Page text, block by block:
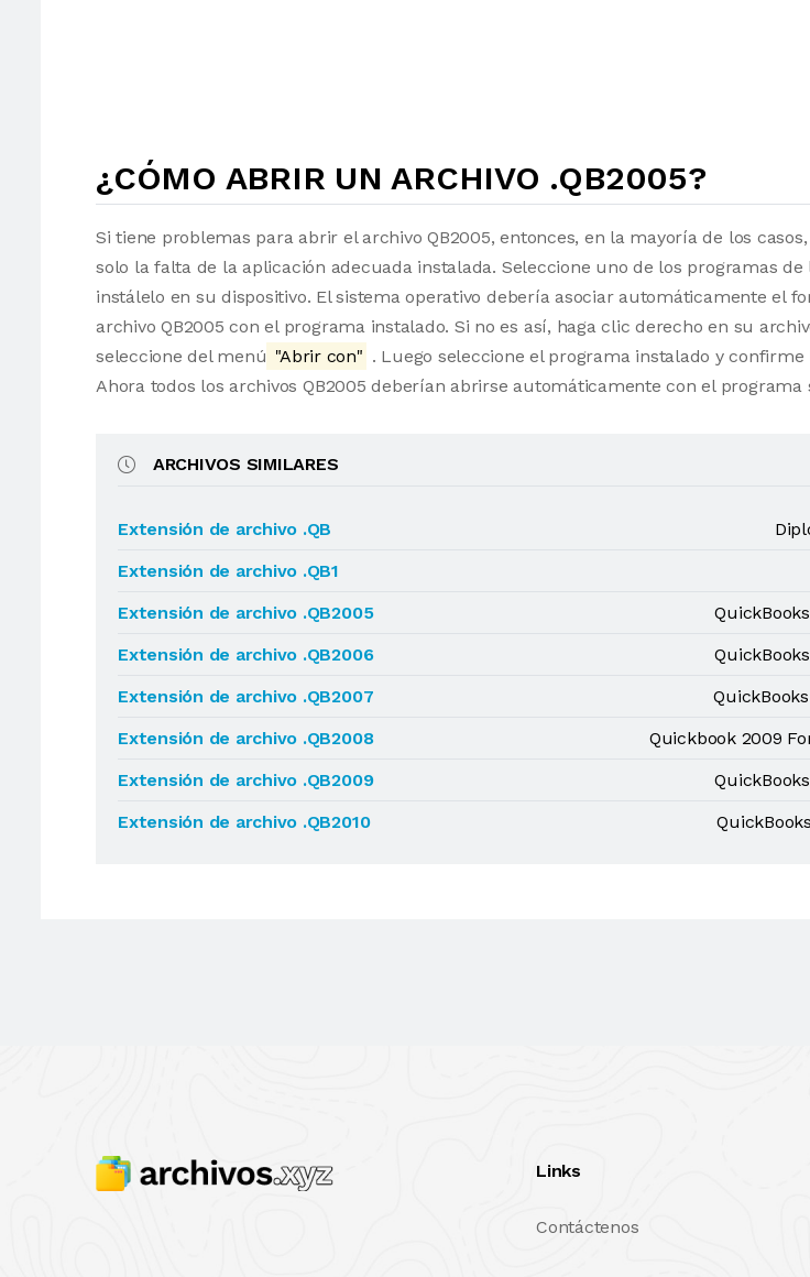
¿CÓMO ABRIR UN ARCHIVO .QB2005?
Si tiene problemas para abrir el archivo QB2005, entonces, en la mayoría de los
solo la falta de la aplicación adecuada instalada. Seleccione uno de los programas de
instálelo en su dispositivo. El sistema operativo debería asociar automáticamente el
archivo QB2005 con el programa instalado. Si no es así, haga clic derecho en su
seleccione del menú "Abrir con" . Luego seleccione el programa instalado y confirme
Ahora todos los archivos QB2005 deberían abrirse automáticamente con el programa
ARCHIVOS SIMILARES
Extensión de archivo .QB
Extensión de archivo .QB1
Extensión de archivo .QB2005
Extensión de archivo .QB2006
Extensión de archivo .QB2007
Extensión de archivo .QB2008
Quickbook 2009
Extensión de archivo .QB2009
Extensión de archivo .QB2010
Links
Contáctenos